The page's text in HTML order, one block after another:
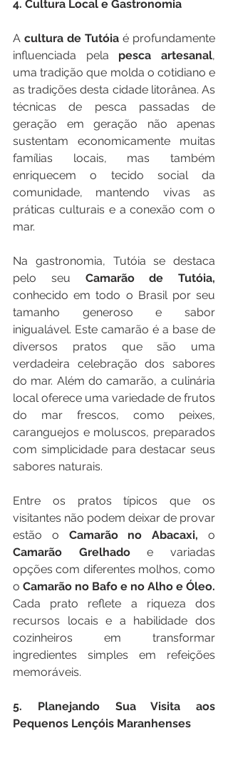
4. Cultura Local e Gastronomia
A cultura de Tutóia é profundamente
influenciada pela pesca artesanal,
uma tradição que molda o cotidiano e
as tradições desta cidade litorânea. As
técnicas de pesca passadas de
geração em geração não apenas
sustentam economicamente muitas
famílias locais, mas também
enriquecem o tecido social da
comunidade, mantendo vivas as
práticas culturais e a conexão com o
mar.
Na gastronomia, Tutóia se destaca
pelo seu
conhecido em todo o Brasil por seu
tamanho generoso e sabor
inigualável. Este camarão é a base de
diversos pratos que são uma
verdadeira celebração dos sabores
do mar. Além do camarão, a culinária
local oferece uma variedade de frutos
do mar frescos, como peixes,
caranguejos e moluscos, preparados
com simplicidade para destacar seus
sabores naturais.
Entre os pratos típicos que os
visitantes não podem deixar de provar
estão o Camarão no Abacaxi,
Camarão Grelhado e variadas
opções com diferentes molhos, como
o
Cada prato reflete a riqueza dos
recursos locais e a habilidade dos
cozinheiros em transformar
ingredientes simples em refeições
memoráveis.
5. Planejando Sua Visita aos
Pequenos Lençóis Maranhenses